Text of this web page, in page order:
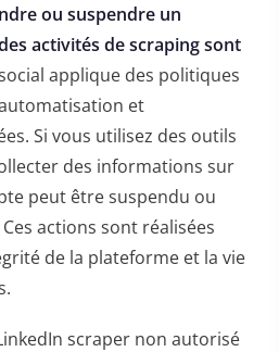
ou suspendre un
activités de scraping sont
applique des politiques
et
Si vous utilisez des outils
des informations sur
peut être suspendu ou
actions sont réalisées
de la plateforme et la vie
scraper non autorisé